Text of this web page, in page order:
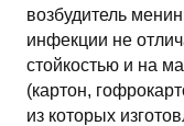
возбудитель
инфекции не
стойкостью и на
(картон,
из которых